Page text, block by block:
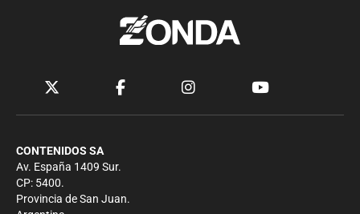
CONTENIDOS SA
Av. España 1409 Sur.
CP: 5400.
Provincia de San Juan.